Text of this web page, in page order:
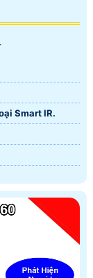
Smart IR.